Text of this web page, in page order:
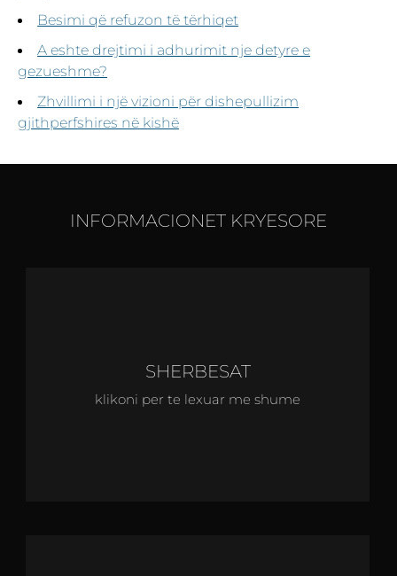
Besimi që refuzon të tërhiqet
A eshte drejtimi i adhurimit nje detyre e
gezueshme?
Zhvillimi i një vizioni për dishepullizim
gjithperfshires në kishë
INFORMACIONET KRYESORE
SHERBESAT
klikoni per te lexuar me shume